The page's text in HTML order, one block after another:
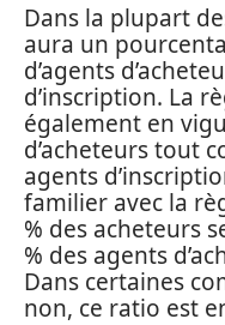
Dans la plupart
aura un
d’agents
d’inscription. La
également en
d’acheteurs tout
agents
familier avec la
% des acheteurs
% des agents
Dans certaines
non, ce ratio est